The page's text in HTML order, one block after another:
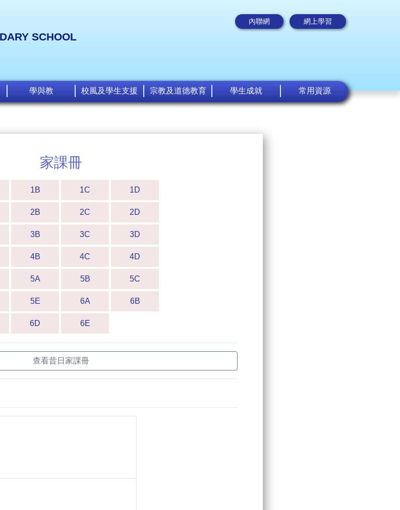
SCHOOL
內聯網 網上學習
學與教 校風及學生支援 宗教及道德教育 學生成就 常用資源
家課冊
1B 1C 1D
2B 2C 2D
3B 3C 3D
4B 4C 4D
5A 5B 5C
5E 6A 6B
6D 6E
查看昔日家課冊